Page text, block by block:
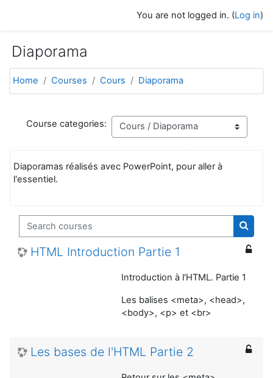
You are not logged in. (Log in)
Diaporama
Home Courses Cours Diaporama
Course categories:
Diaporamas réalisés avec PowerPoint, pour aller à
l'essentiel.
Search courses
HTML Introduction Partie 1
Introduction à l'HTML. Partie 1
Les balises <meta>, <head>,
<body>, <p> et <br>
Les bases de l'HTML Partie 2